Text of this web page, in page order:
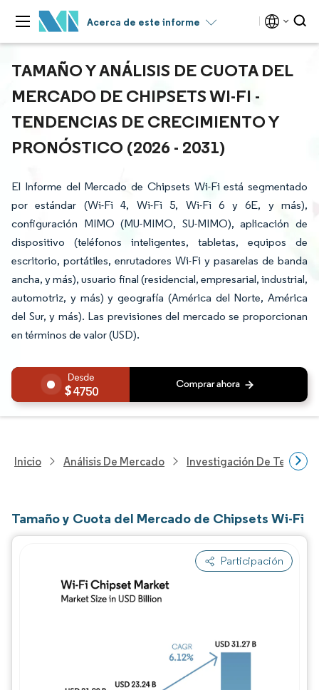
Acerca de este informe
TAMAÑO Y ANÁLISIS DE CUOTA DEL
MERCADO DE CHIPSETS WI-FI -
TENDENCIAS DE CRECIMIENTO Y
PRONÓSTICO (2026 - 2031)
El Informe del Mercado de Chipsets Wi-Fi está segmentado
por estándar (Wi-Fi 4, Wi-Fi 5, Wi-Fi 6 y 6E, y más),
configuración MIMO (MU-MIMO, SU-MIMO), aplicación de
dispositivo (teléfonos inteligentes, tabletas, equipos de
escritorio, portátiles, enrutadores Wi-Fi y pasarelas de banda
ancha, y más), usuario final (residencial, empresarial, industrial,
automotriz, y más) y geografía (América del Norte, América
del Sur, y más). Las previsiones del mercado se proporcionan
en términos de valor (USD).
4750
Inicio Análisis De Mercado Investigación De
Tamaño y Cuota del Mercado de Chipsets Wi-Fi
Participación